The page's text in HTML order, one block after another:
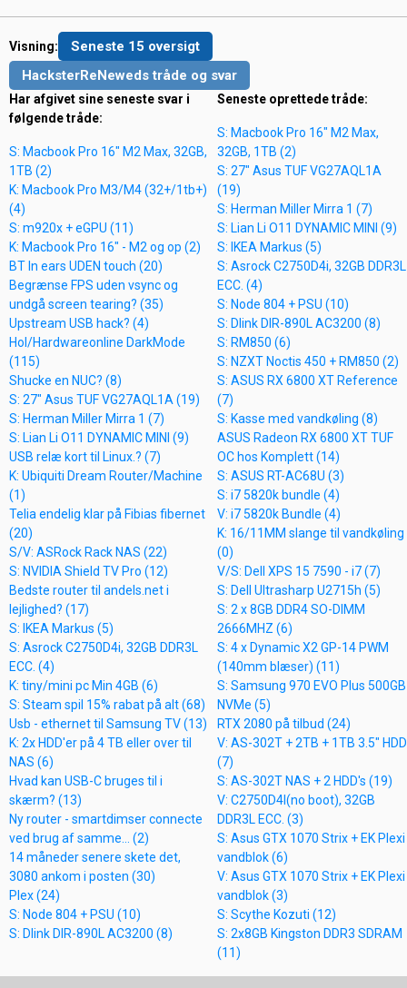
Visning:
Seneste 15 oversigt
HacksterReNeweds tråde og svar
Har afgivet sine seneste svar i
følgende tråde:
S: Macbook Pro 16" M2 Max, 32GB,
1TB (2)
K: Macbook Pro M3/M4 (32+/1tb+)
(4)
S: m920x + eGPU (11)
K: Macbook Pro 16" - M2 og op (2)
BT In ears UDEN touch (20)
Begrænse FPS uden vsync og
undgå screen tearing? (35)
Upstream USB hack? (4)
Hol/Hardwareonline DarkMode
(115)
Shucke en NUC? (8)
S: 27" Asus TUF VG27AQL1A (19)
S: Herman Miller Mirra 1 (7)
S: Lian Li O11 DYNAMIC MINI (9)
USB relæ kort til Linux.? (7)
K: Ubiquiti Dream Router/Machine
(1)
Telia endelig klar på Fibias fibernet
(20)
S/V: ASRock Rack NAS (22)
S: NVIDIA Shield TV Pro (12)
Bedste router til andels.net i
lejlighed? (17)
S: IKEA Markus (5)
S: Asrock C2750D4i, 32GB DDR3L
ECC. (4)
K: tiny/mini pc Min 4GB (6)
S: Steam spil 15% rabat på alt (68)
Usb - ethernet til Samsung TV (13)
K: 2x HDD'er på 4 TB eller over til
NAS (6)
Hvad kan USB-C bruges til i
skærm? (13)
Ny router - smartdimser connecte
ved brug af samme... (2)
14 måneder senere skete det,
3080 ankom i posten (30)
Plex (24)
S: Node 804 + PSU (10)
S: Dlink DIR-890L AC3200 (8)
Seneste oprettede tråde:
S: Macbook Pro 16" M2 Max,
32GB, 1TB (2)
S: 27" Asus TUF VG27AQL1A
(19)
S: Herman Miller Mirra 1 (7)
S: Lian Li O11 DYNAMIC MINI (9)
S: IKEA Markus (5)
S: Asrock C2750D4i, 32GB DDR3L
ECC. (4)
S: Node 804 + PSU (10)
S: Dlink DIR-890L AC3200 (8)
S: RM850 (6)
S: NZXT Noctis 450 + RM850 (2)
S: ASUS RX 6800 XT Reference
(7)
S: Kasse med vandkøling (8)
ASUS Radeon RX 6800 XT TUF
OC hos Komplett (14)
S: ASUS RT-AC68U (3)
S: i7 5820k bundle (4)
V: i7 5820k Bundle (4)
K: 16/11MM slange til vandkøling
(0)
V/S: Dell XPS 15 7590 - i7 (7)
S: Dell Ultrasharp U2715h (5)
S: 2 x 8GB DDR4 SO-DIMM
2666MHZ (6)
S: 4 x Dynamic X2 GP-14 PWM
(140mm blæser) (11)
S: Samsung 970 EVO Plus 500GB
NVMe (5)
RTX 2080 på tilbud (24)
V: AS-302T + 2TB + 1TB 3.5" HDD
(7)
S: AS-302T NAS + 2 HDD's (19)
V: C2750D4I(no boot), 32GB
DDR3L ECC. (3)
S: Asus GTX 1070 Strix + EK Plexi
vandblok (6)
V: Asus GTX 1070 Strix + EK Plexi
vandblok (3)
S: Scythe Kozuti (12)
S: 2x8GB Kingston DDR3 SDRAM
(11)